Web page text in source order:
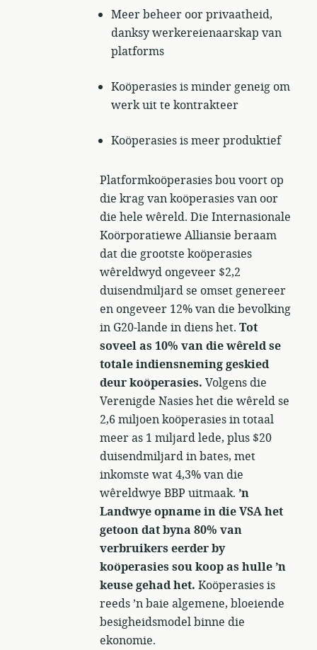
Meer beheer oor privaatheid,
danksy werkereienaarskap van
platforms
Koöperasies is minder geneig om
werk uit te kontrakteer
Koöperasies is meer produktief
Platformkoöperasies bou voort op
die krag van koöperasies van oor
die hele wêreld. Die Internasionale
Koörporatiewe Alliansie beraam
dat die grootste koöperasies
wêreldwyd ongeveer $2,2
duisendmiljard se omset genereer
en ongeveer 12% van die bevolking
in G20-lande in diens het. Tot
soveel as 10% van die wêreld se
totale indiensneming geskied
deur koöperasies. Volgens die
Verenigde Nasies het die wêreld se
2,6 miljoen koöperasies in totaal
meer as 1 miljard lede, plus $20
duisendmiljard in bates, met
inkomste wat 4,3% van die
wêreldwye BBP uitmaak. ’n
Landwye opname in die VSA het
getoon dat byna 80% van
verbruikers eerder by
koöperasies sou koop as hulle ’n
keuse gehad het. Koöperasies is
reeds ’n baie algemene, bloeiende
besigheidsmodel binne die
ekonomie.